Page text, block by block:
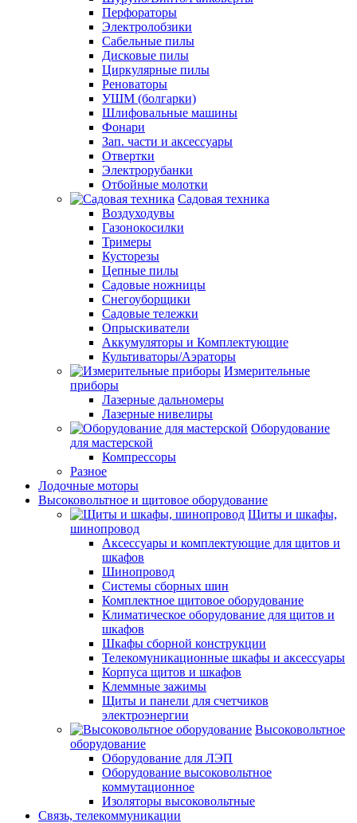
Перфораторы
Электролобзики
Сабельные пилы
Дисковые пилы
Циркулярные пилы
Реноваторы
УШМ (болгарки)
Шлифовальные машины
Фонари
Зап. части и аксессуары
Отвертки
Электрорубанки
Отбойные молотки
Садовая техника
Воздуходувы
Газонокосилки
Тримеры
Кусторезы
Цепные пилы
Садовые ножницы
Снегоуборщики
Садовые тележки
Опрыскиватели
Аккумуляторы и Комплектующие
Культиваторы/Аэраторы
Измерительные
приборы
Лазерные дальномеры
Лазерные нивелиры
Оборудование
для мастерской
Компрессоры
Разное
Лодочные моторы
Высоковольтное и щитовое оборудование
Щиты и шкафы,
шинопровод
Аксессуары и комплектующие для щитов и
шкафов
Шинопровод
Системы сборных шин
Комплектное щитовое оборудование
Климатическое оборудование для щитов и
шкафов
Шкафы сборной конструкции
Телекомуникационные шкафы и аксессуары
Корпуса щитов и шкафов
Клеммные зажимы
Щиты и панели для счетчиков
электроэнергии
Высоковольтное
оборудование
Оборудование для ЛЭП
Оборудование высоковольтное
коммутационное
Изоляторы высоковольтные
Связь, телекоммуникации